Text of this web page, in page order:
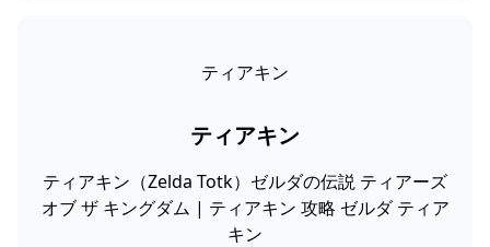
ティアキン
ティアキン
ティアキン（Zelda Totk）ゼルダの伝説 ティアーズ
オブ ザ キングダム | ティアキン 攻略 ゼルダ ティア
キン